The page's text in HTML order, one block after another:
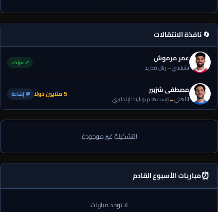
🔄 نافذة الانتقالات
عمر مرموش
تشيلسي→ريال مدريد
✅ مؤكد
مصطفى شزبير
الأهلي→وست هام يونايتد الإنجليزي 5 ملايين دولا 💬 إشاعة
التشكيلة غير موجودة.
⏰مباريات الأسبوع القادم
لا توجد مباريات